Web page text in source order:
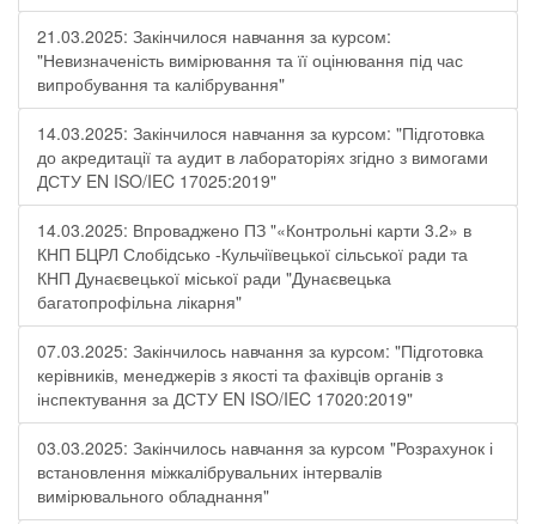
21.03.2025: Закінчилося навчання за курсом:
"Невизначеність вимірювання та її оцінювання під час
випробування та калібрування"
14.03.2025: Закінчилося навчання за курсом: "Підготовка
до акредитації та аудит в лабораторіях згідно з вимогами
ДСТУ EN ISO/IEC 17025:2019"
14.03.2025: Впроваджено ПЗ "«Контрольні карти 3.2» в
КНП БЦРЛ Слобідсько -Кульчіївецької сільської ради та
КНП Дунаєвецької міської ради "Дунаєвецька
багатопрофільна лікарня"
07.03.2025: Закінчилось навчання за курсом: "Підготовка
керівників, менеджерів з якості та фахівців органів з
інспектування за ДСТУ EN ISO/IEC 17020:2019"
03.03.2025: Закінчилось навчання за курсом "Розрахунок і
встановлення міжкалібрувальних інтервалів
вимірювального обладнання"